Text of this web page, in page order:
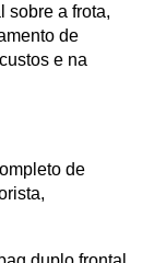
sobre a frota,
de
e na
de